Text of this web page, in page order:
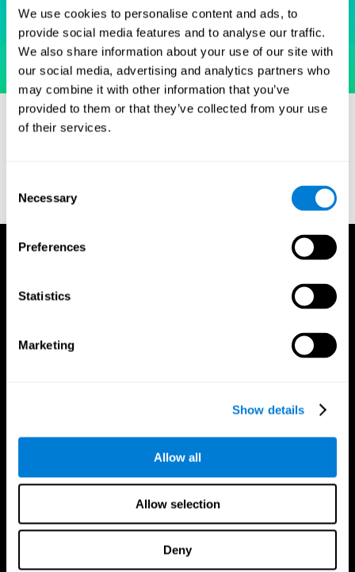
We use cookies to personalise content and ads, to
provide social media features and to analyse our traffic.
We also share information about your use of our site with
our social media, advertising and analytics partners who
may combine it with other information that you’ve
provided to them or that they’ve collected from your use
of their services.
Selection
Necessary
Preferences
Statistics
Marketing
Show details
Allow all
Allow selection
Deny
Goodglass, H. and Kaplan, E. (1972) The Assessment of
Aphasia and Related Disorders. Lea & Febiger, Philadelphia.
تطبيق CogniFit